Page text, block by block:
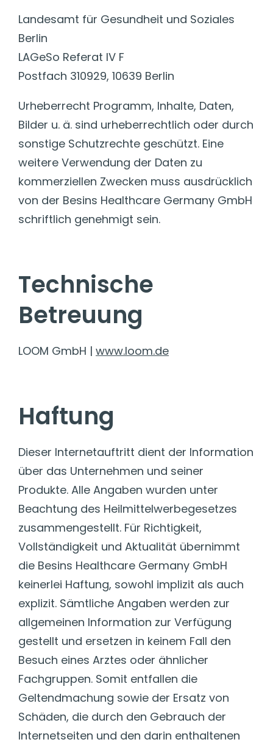
Landesamt für Gesundheit und Soziales
Berlin
LAGeSo Referat IV F
Postfach 310929, 10639 Berlin
Urheberrecht Programm, Inhalte, Daten,
Bilder u. ä. sind urheberrechtlich oder durch
sonstige Schutzrechte geschützt. Eine
weitere Verwendung der Daten zu
kommerziellen Zwecken muss ausdrücklich
von der Besins Healthcare Germany GmbH
schriftlich genehmigt sein.
Technische
Betreuung
LOOM GmbH | www.loom.de
Haftung
Dieser Internetauftritt dient der Information
über das Unternehmen und seiner
Produkte. Alle Angaben wurden unter
Beachtung des Heilmittelwerbegesetzes
zusammengestellt. Für Richtigkeit,
Vollständigkeit und Aktualität übernimmt
die Besins Healthcare Germany GmbH
keinerlei Haftung, sowohl implizit als auch
explizit. Sämtliche Angaben werden zur
allgemeinen Information zur Verfügung
gestellt und ersetzen in keinem Fall den
Besuch eines Arztes oder ähnlicher
Fachgruppen. Somit entfallen die
Geltendmachung sowie der Ersatz von
Schäden, die durch den Gebrauch der
Internetseiten und den darin enthaltenen